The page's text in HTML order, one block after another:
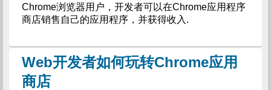
Chrome浏览器用户，开发者可以在Chrome应用程序
商店销售自己的应用程序，并获得收入.
Web开发者如何玩转Chrome应用
商店